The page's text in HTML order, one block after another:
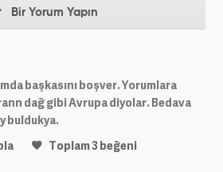
Bir Yorum Yapın
başkasını boşver. Yorumlara
dağ gibi Avrupa diyolar. Bedava
buldukya.
Toplam3beğeni